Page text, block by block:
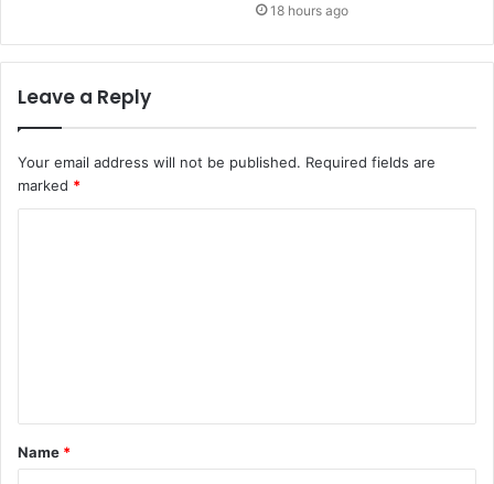
18 hours ago
Leave a Reply
Your email address will not be published. Required fields are
marked *
t
*
Name *